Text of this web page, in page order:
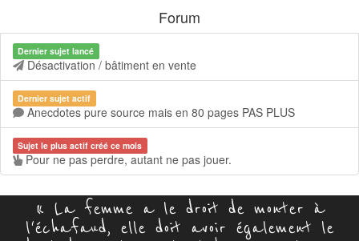
Forum
Dernier sujet lancé
Désactivation / bâtiment en vente
Dernier sujet actif
Anecdotes pure source mais en 80 pages PAS PLUS
Sujet le plus actif créé ce mois
Pour ne pas perdre, autant ne pas jouer.
« La femme a le droit de monter à
l'échafaud, elle doit avoir également le